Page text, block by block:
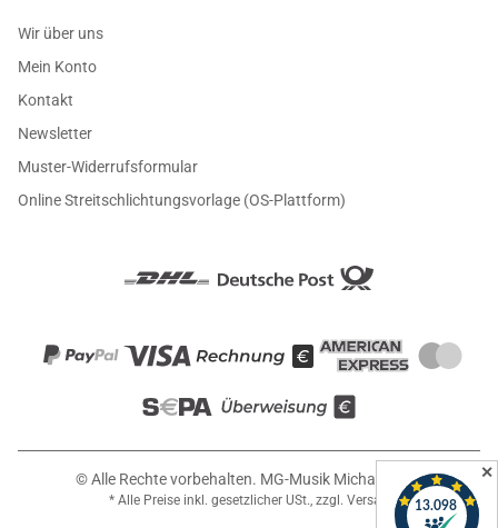
Wir über uns
Mein Konto
Kontakt
Newsletter
Muster-Widerrufsformular
Online Streitschlichtungsvorlage (OS-Plattform)
© Alle Rechte vorbehalten. MG-Musik Michael Girin
* Alle Preise inkl. gesetzlicher USt., zzgl. Versand
✕